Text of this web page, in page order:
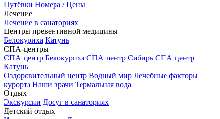
Путёвки Номера / Цены
Лечение
Лечение в санаториях
Центры превентивной медицины
Белокуриха Катунь
СПА-центры
СПА-центр Белокуриха СПА-центр Сибирь СПА-центр
Катунь
Оздоровительный центр Водный мир Лечебные факторы
курорта Наши врачи Термальная вода
Отдых
Экскурсии Досуг в санаториях
Детский отдых